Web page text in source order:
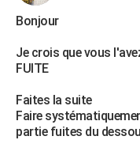
Bonjour
Je crois que vous
FUITE
Faites la suite
Faire
partie fuites du